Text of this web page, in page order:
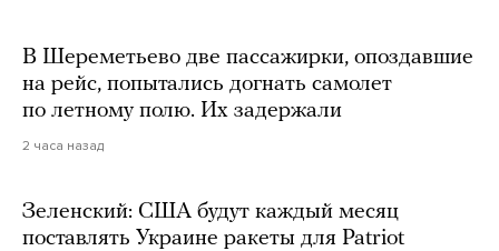
В Шереметьево две пассажирки, опоздавшие
на рейс, попытались догнать самолет
по летному полю. Их задержали
2 часа назад
Зеленский: США будут каждый месяц
поставлять Украине ракеты для Patriot